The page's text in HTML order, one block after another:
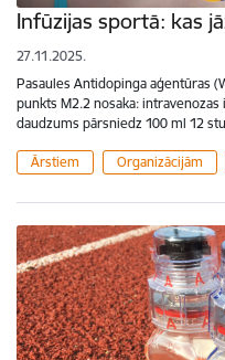
Infūzijas sportā: kas
27.11.2025.
Pasaules Antidopinga aģentūras
punkts M2.2 nosaka:
daudzums pārsniedz 100 ml 12
Ārstiem Organizācijām